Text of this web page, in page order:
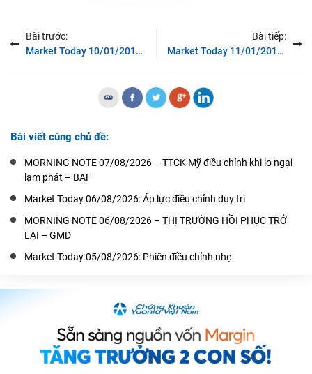
Bài trước:
Market Today 10/01/2019 – Thị trường có thể sẽ phân hóa trong vài phiên tới
Bài tiếp:
Market Today 11/01/2019 – Khối ngoại tiếp tục mua ròng khá trong các phiên gần đây
Bài viết cùng chủ đề:
MORNING NOTE 07/08/2026 – TTCK Mỹ điều chỉnh khi lo ngại
lạm phát – BAF
Market Today 06/08/2026: Áp lực điều chỉnh duy trì
MORNING NOTE 06/08/2026 – THỊ TRƯỜNG HỒI PHỤC TRỞ
LẠI – GMD
Market Today 05/08/2026: Phiên điều chỉnh nhẹ